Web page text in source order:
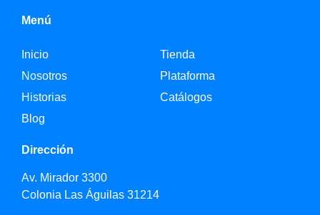
Menú
Inicio
Nosotros
Historias
Blog
Tienda
Plataforma
Catálogos
Dirección
Av. Mirador 3300
Colonia Las Águilas 31214